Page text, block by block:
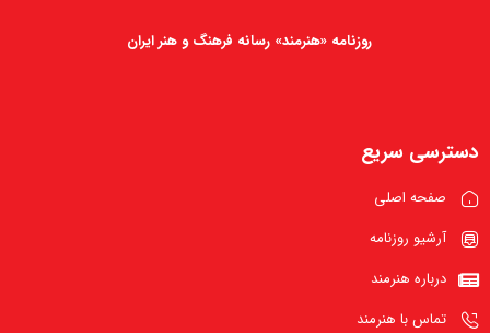
روزنامه «هنرمند» رسانه فرهنگ و هنر ایران
دسترسی سریع
صفحه اصلی
آرشیو روزنامه
درباره هنرمند
تماس با هنرمند